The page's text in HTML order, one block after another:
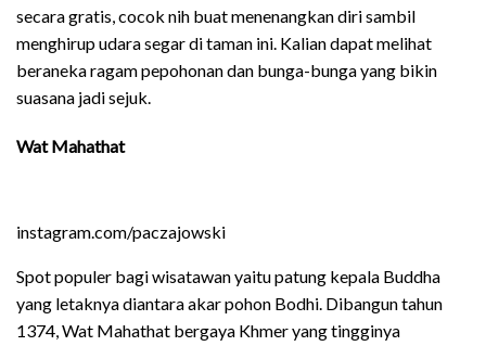
secara gratis, cocok nih buat menenangkan diri sambil
menghirup udara segar di taman ini. Kalian dapat melihat
beraneka ragam pepohonan dan bunga-bunga yang bikin
suasana jadi sejuk.
Wat Mahathat
instagram.com/paczajowski
Spot populer bagi wisatawan yaitu patung kepala Buddha
yang letaknya diantara akar pohon Bodhi. Dibangun tahun
1374, Wat Mahathat bergaya Khmer yang tingginya